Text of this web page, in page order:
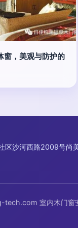
窗，美观与防护的
区沙河西路2009号尚
tech.com 室内木门窗